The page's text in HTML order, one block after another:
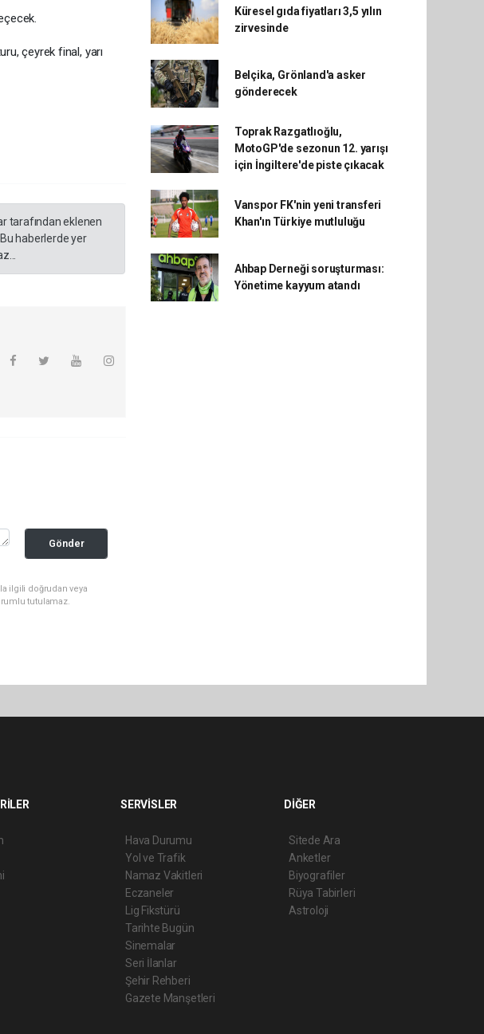
çeyrek final, yarı
tarafından eklenen
haberlerde yer
Gönder
ilgili doğrudan veya
tutulamaz.
Küresel gıda fiyatları 3,5 yılın
zirvesinde
Belçika, Grönland'a asker
gönderecek
Toprak Razgatlıoğlu,
MotoGP'de sezonun 12. yarışı
için İngiltere'de piste çıkacak
Vanspor FK'nin yeni transferi
Khan'ın Türkiye mutluluğu
Ahbap Derneği soruşturması:
Yönetime kayyum atandı
SERVİSLER
Hava Durumu
Yol ve Trafik
Namaz Vakitleri
Eczaneler
Lig Fikstürü
Tarihte Bugün
Sinemalar
Seri İlanlar
Şehir Rehberi
Gazete Manşetleri
DİĞER
Sitede Ara
Anketler
Biyografiler
Rüya Tabirleri
Astroloji